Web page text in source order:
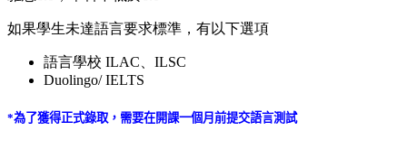
如果學生未達語言要求標準，有以下選項
語言學校 ILAC、ILSC
Duolingo/ IELTS
*為了獲得正式錄取，需要在開課一個月前提交語言測試